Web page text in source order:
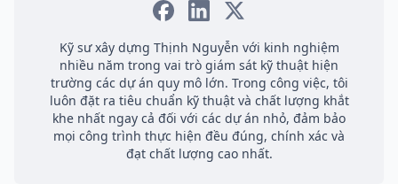
Kỹ sư xây dựng Thịnh Nguyễn với kinh nghiệm
nhiều năm trong vai trò giám sát kỹ thuật hiện
trường các dự án quy mô lớn. Trong công việc, tôi
luôn đặt ra tiêu chuẩn kỹ thuật và chất lượng khắt
khe nhất ngay cả đối với các dự án nhỏ, đảm bảo
mọi công trình thực hiện đều đúng, chính xác và
đạt chất lượng cao nhất.